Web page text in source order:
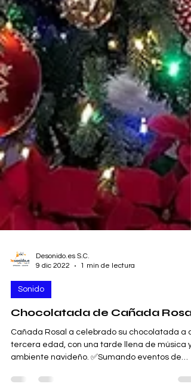
9 dic 2022
Chocolatada de Cañada Rosal
Cañada Rosal a celebrado su chocolatada a a
tercera edad, con una tarde llena de música y